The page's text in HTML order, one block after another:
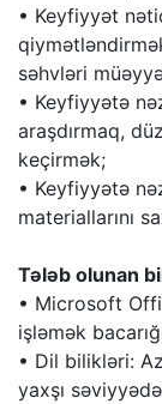
• Keyfiyyət
səhvləri
• Keyfiyyətə
araşdırmaq,
keçirmək;
• Keyfiyyətə
materiallarını
Tələb olunan
• Microsoft
işləmək
• Dil bilikləri:
yaxşı